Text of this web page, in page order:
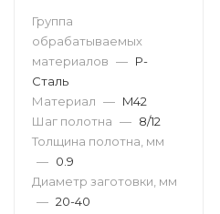
Группа
обрабатываемых
материалов — P-
Сталь
Материал — M42
Шаг полотна — 8/12
Толщина полотна, мм
— 0.9
Диаметр заготовки, мм
— 20-40